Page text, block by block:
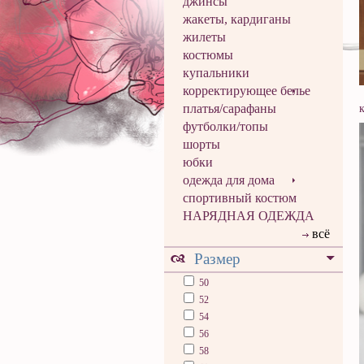
жакеты, кардиганы
жилеты
костюмы
купальники
корректирующее белье
платья/сарафаны
футболки/топы
шорты
юбки
одежда для дома
спортивный костюм
НАРЯДНАЯ ОДЕЖДА
всё
Размер
50
52
54
56
58